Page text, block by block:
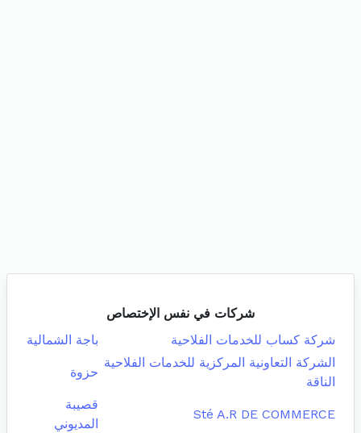
شركات في نفس الإختصاص
شركة كساب للخدمات الفلاحية
باجة الشمالية
الشركة التعاونية المركزية للخدمات الفلاحية
الناقة
حزوة
Sté A.R DE COMMERCE
قصيبة
المديوني